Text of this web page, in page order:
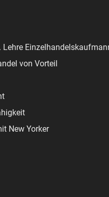
von Vorteil
New Yorker